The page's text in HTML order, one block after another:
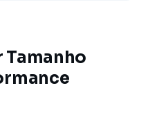
Tamanho